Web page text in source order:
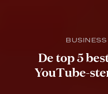
De top 5
YouTube-